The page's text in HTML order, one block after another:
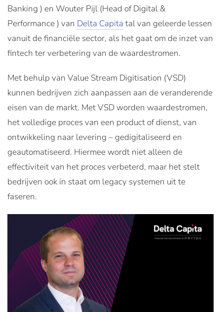
Banking ) en Wouter Pijl (Head of Digital &
Performance ) van Delta Capita tal van geleerde lessen
vanuit de financiële sector, als het gaat om de inzet van
fintech ter verbetering van de waardestromen.
Met behulp van Value Stream Digitisation (VSD)
kunnen bedrijven zich aanpassen aan de veranderende
eisen van de markt. Met VSD worden waardestromen,
het volledige proces van een product of dienst, van
ontwikkeling naar levering – gedigitaliseerd en
geautomatiseerd. Hiermee wordt niet alleen de
effectiviteit van het proces verbeterd, maar het stelt
bedrijven ook in staat om legacy systemen uit te
faseren.